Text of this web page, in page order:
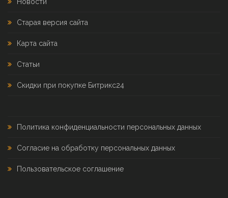
Новости
Старая версия сайта
Карта сайта
Статьи
Скидки при покупке Битрикс24
Политика конфиденциальности персональных данных
Согласие на обработку персональных данных
Пользовательское соглашение